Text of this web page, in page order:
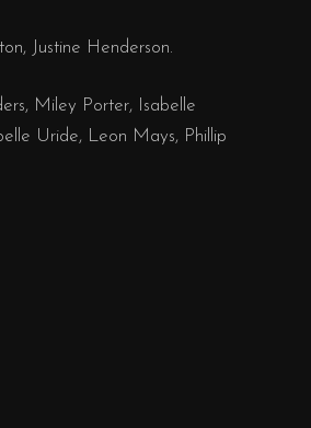
Justine Henderson.
Miley Porter, Isabelle
Uride, Leon Mays, Phillip